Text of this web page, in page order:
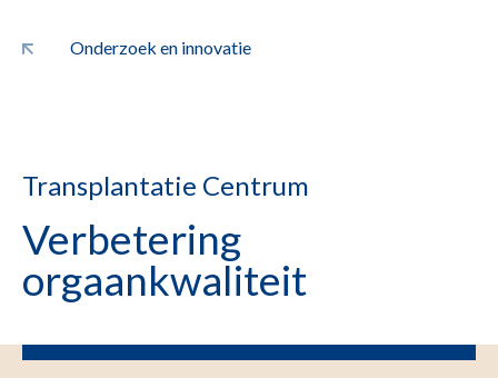
Onderzoek en innovatie
Transplantatie Centrum
Verbetering
orgaankwaliteit